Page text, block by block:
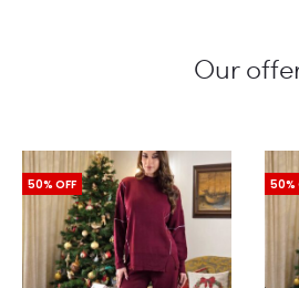
Our
50% OFF 50%